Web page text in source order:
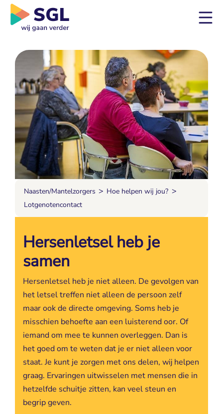
Hersenletsel heb je
samen
Hersenletsel heb je niet alleen. De gevolgen van
het letsel treffen niet alleen de persoon zelf
maar ook de directe omgeving. Soms heb je
misschien behoefte aan een luisterend oor. Of
iemand om mee te kunnen overleggen. Dan is
het goed om te weten dat je er niet alleen voor
staat. Je kunt je zorgen met ons delen, wij helpen
graag. Ervaringen uitwisselen met mensen die in
hetzelfde schuitje zitten, kan veel steun en
begrip geven.
Naasten/Mantelzorgers > Hoe helpen wij jou? >
Lotgenotencontact